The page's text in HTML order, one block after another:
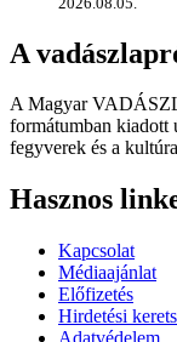
A
A Magyar
formátumban kiadott
fegyverek és a
Hasznos
Kapcsolat
Médiaajánlat
Előfizetés
Hirdetési